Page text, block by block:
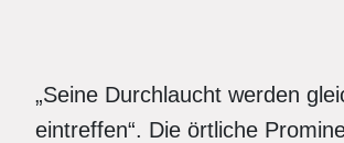
„Seine Durchlaucht werden
eintreffen“. Die örtliche